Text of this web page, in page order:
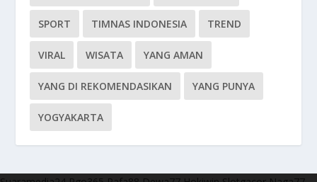
SPORT TIMNAS INDONESIA TREND
VIRAL WISATA YANG AMAN
YANG DI REKOMENDASIKAN YANG PUNYA
YOGYAKARTA